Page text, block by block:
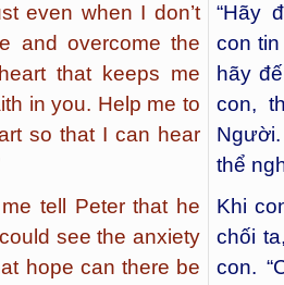
even when I don’t
and overcome the
that keeps me
in you. Help me to
so that I can hear
tell Peter that he
see the anxiety
hope can there be
“Hãy
con
hãy
con,
thể
Khi
chối
con.